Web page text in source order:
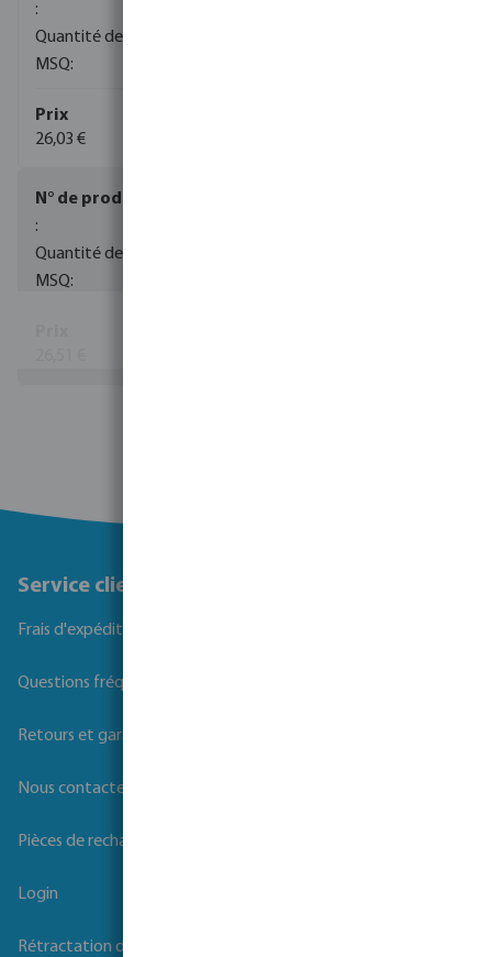
26,03 €
Service client
Frais d'expédition
Questions fréquemment posées
Retours et garanties
Nous contacter
Pièces de rechange
Login
Rétractation du contrat